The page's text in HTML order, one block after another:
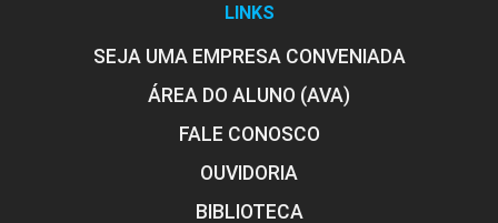
LINKS
SEJA UMA EMPRESA CONVENIADA
ÁREA DO ALUNO (AVA)
FALE CONOSCO
OUVIDORIA
BIBLIOTECA